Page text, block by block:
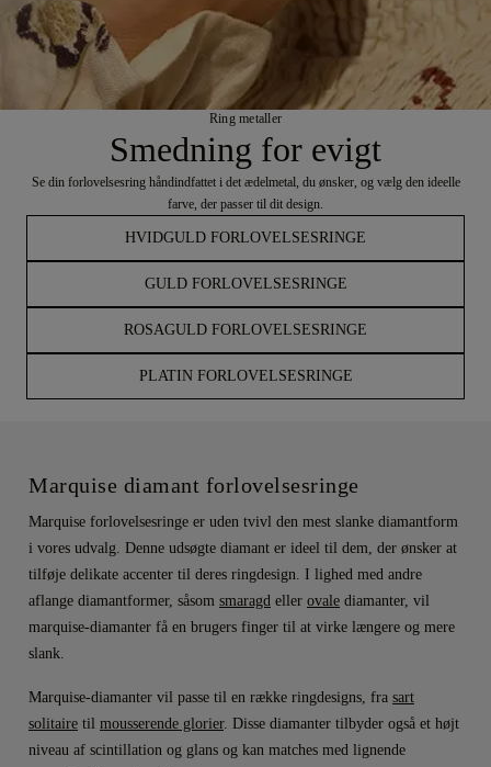
Ring metaller
Smedning for evigt
Se din forlovelsesring håndindfattet i det ædelmetal, du ønsker, og vælg den ideelle
farve, der passer til dit design.
HVIDGULD FORLOVELSESRINGE
GULD FORLOVELSESRINGE
ROSAGULD FORLOVELSESRINGE
PLATIN FORLOVELSESRINGE
Marquise diamant forlovelsesringe
Marquise forlovelsesringe er uden tvivl den mest slanke diamantform
i vores udvalg. Denne udsøgte diamant er ideel til dem, der ønsker at
tilføje delikate accenter til deres ringdesign. I lighed med andre
aflange diamantformer, såsom smaragd eller ovale diamanter, vil
marquise-diamanter få en brugers finger til at virke længere og mere
slank.
Marquise-diamanter vil passe til en række ringdesigns, fra sart
solitaire til mousserende glorier. Disse diamanter tilbyder også et højt
niveau af scintillation og glans og kan matches med lignende